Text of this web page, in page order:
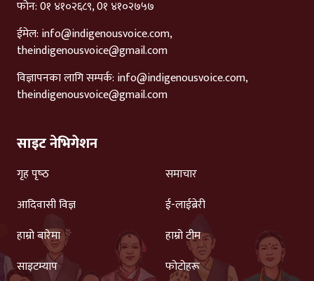
फोन: 0१ ४१०२६८९, 0१ ४१०२७५७
ईमेल: info@indigenousvoice.com,
theindigenousvoice@gmail.com
विज्ञापनका लागि सम्पर्क: info@indigenousvoice.com,
theindigenousvoice@gmail.com
साइट नेभिगेशन
गृह पृष्‍ठ
समाचार
आदिवासी विज्ञ
ई-लाईब्रेरी
हाम्रो बारेमा
हाम्रो टीम
साइटम्याप
फोटोहरू